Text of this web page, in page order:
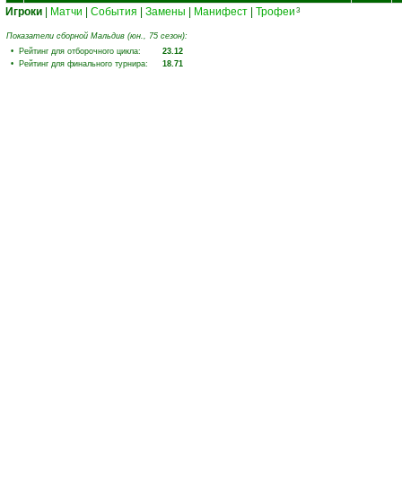
Игроки Матчи События Замены Манифест Трофеи 3
Показатели сборной Мальдив (юн., 75 сезон):
• Рейтинг для отборочного цикла:
23.12
• Рейтинг для финального турнира:
18.71